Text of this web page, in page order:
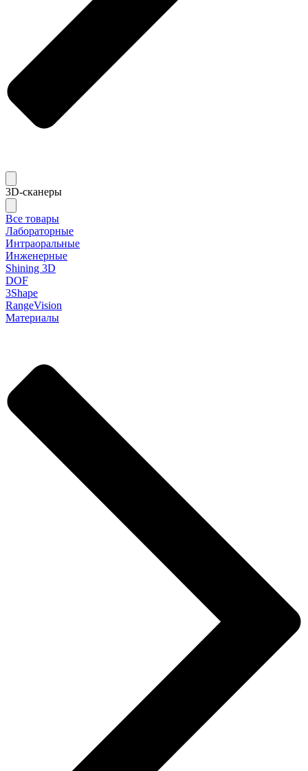
3D-сканеры
Все товары
Лабораторные
Интраоральные
Инженерные
Shining 3D
DOF
3Shape
RangeVision
Материалы